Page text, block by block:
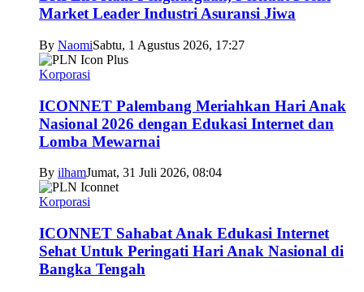
Market Leader Industri Asuransi Jiwa
By NaomiSabtu, 1 Agustus 2026, 17:27
Korporasi
ICONNET Palembang Meriahkan Hari Anak
Nasional 2026 dengan Edukasi Internet dan
Lomba Mewarnai
By ilhamJumat, 31 Juli 2026, 08:04
Korporasi
ICONNET Sahabat Anak Edukasi Internet
Sehat Untuk Peringati Hari Anak Nasional di
Bangka Tengah